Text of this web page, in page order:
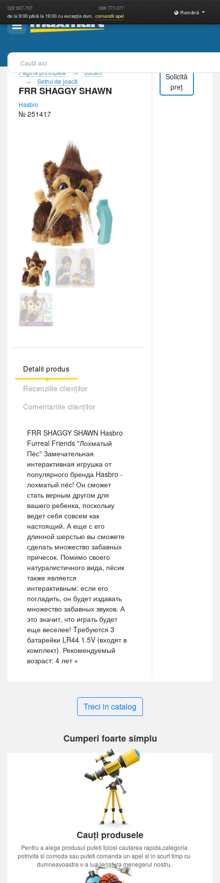
022 837-707 068 777-077
de la 9:00 până la 19:00 cu excepția dum. comandă apel
Română
Pagina principală
Jucării
Setrui de joacă
FRR SHAGGY SHAWN
Hasbro
№ 251417
Detalii produs
Recenziile clienților
Comentariile clienților
FRR SHAGGY SHAWN Hasbro
Furreal Friends "Лохматый
Пёс" Замечательная
интерактивная игрушка от
популярного бренда Hasbro -
лохматый пёс! Он сможет
стать верным другом для
вашего ребенка, поскольку
ведет себя совсем как
настоящий. А еще с его
длинной шерстью вы сможете
сделать множество забавных
причесок. Помимо своего
натуралистичного вида, пёсик
также является
интерактивным: если его
погладить, он будет издавать
множество забавных звуков. А
это значит, что играть будет
еще веселее! Tребуются 3
батарейки LR44 1.5V (входят в
комплект). Рекомендуемый
возраст: 4 лет +
Solicită
preț
Treci in catalog
Cumperi foarte simplu
Cauți produsele
Pentru a alege produsul puteti folosi cautarea rapida,categoria
potrivita si comoda sau puteti comanda un apel si in scurt timp cu
dumneavoastra v-a lua legatura menegerul nostru.